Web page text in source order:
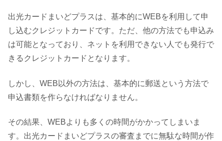
出光カードまいどプラスは、基本的にWEBを利用して申
し込むクレジットカードです。ただ、他の方法でも申込み
は可能となっており、ネットを利用できない人でも発行で
きるクレジットカードとなります。
しかし、WEB以外の方法は、基本的に郵送という方法で
申込書類を作らなければなりません。
その結果、WEBよりも多くの時間がかかってしまいま
す。出光カードまいどプラスの審査までに無駄な時間が作